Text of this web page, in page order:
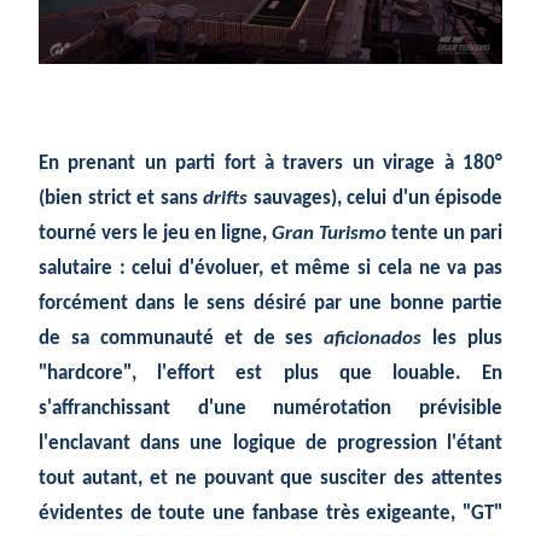
En prenant un parti fort à travers un virage à 180°
(bien strict et sans drifts sauvages), celui d'un épisode
tourné vers le jeu en ligne, Gran Turismo tente un pari
salutaire : celui d'évoluer, et même si cela ne va pas
forcément dans le sens désiré par une bonne partie
de sa communauté et de sesaficionados les plus
"hardcore", l'effort est plus que louable. En
s'affranchissant d'une numérotation prévisible
l'enclavant dans une logique de progression l'étant
tout autant, et ne pouvant que susciter des attentes
évidentes de toute une fanbase très exigeante, "GT"